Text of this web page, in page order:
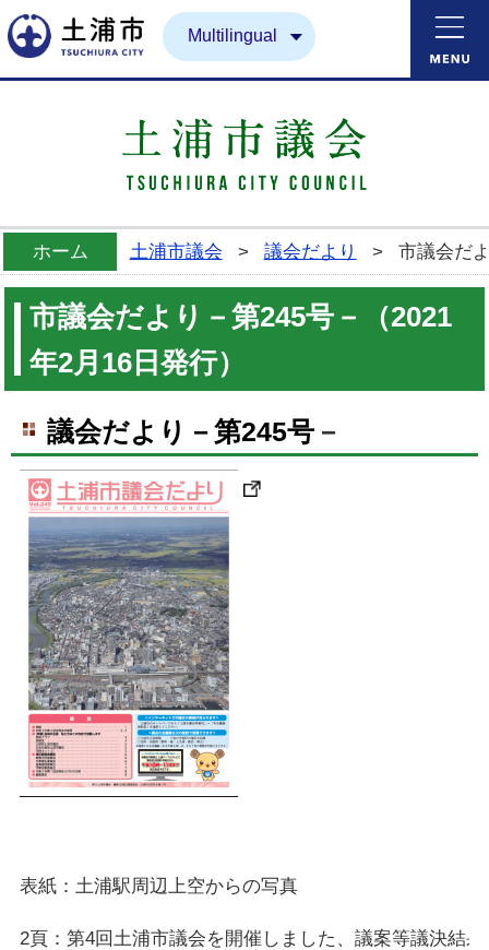
土浦市Multilingual
ホーム 土浦市議会 > 議会だより > 市議会だ
市議会だより－第245号－（2021
年2月16日発行）
議会だより－第245号 －
表紙：土浦駅周辺上空からの写真
2頁：第4回土浦市議会を開催しました、議案等議決結果